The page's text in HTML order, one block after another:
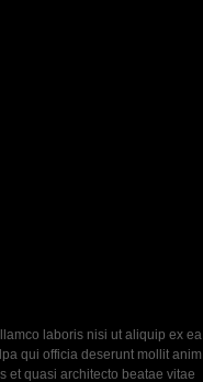
laboris nisi ut aliquip ex ea
qui officia deserunt mollit anim
et quasi architecto beatae vitae